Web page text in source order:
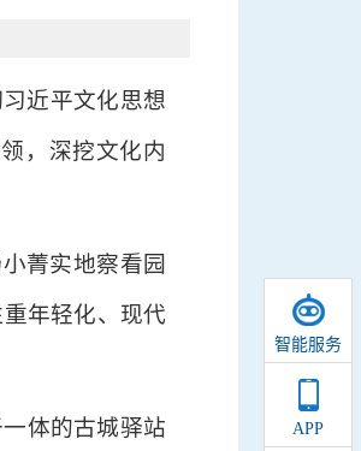
智能服务
APP
近平文化思想
，深挖文化内
菁实地察看园
年轻化、现代
体的古城驿站